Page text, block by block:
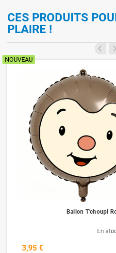
CES PRODUITS
PLAIRE !
NOUVEAU
Ballon T'choupi
En
3,95 €